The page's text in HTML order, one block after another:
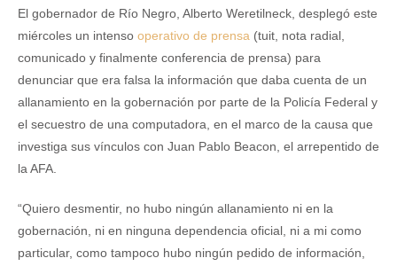
El gobernador de Río Negro, Alberto Weretilneck, desplegó este
miércoles un intenso operativo de prensa (tuit, nota radial,
comunicado y finalmente conferencia de prensa) para
denunciar que era falsa la información que daba cuenta de un
allanamiento en la gobernación por parte de la Policía Federal y
el secuestro de una computadora, en el marco de la causa que
investiga sus vínculos con Juan Pablo Beacon, el arrepentido de
la AFA.
“Quiero desmentir, no hubo ningún allanamiento ni en la
gobernación, ni en ninguna dependencia oficial, ni a mi como
particular, como tampoco hubo ningún pedido de información,